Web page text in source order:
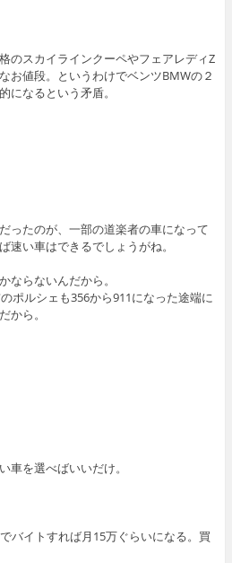
のスカイラインクーペやフェアレディZ
お値段。というわけでベンツBMWの２
になるという矛盾。
ったのが、一部の道楽者の車になって
速い車はできるでしょうがね。
ならないんだから。
ポルシェも356から911になった途端に
から。
車を選べばいいだけ。
バイトすれば月15万ぐらいになる。買